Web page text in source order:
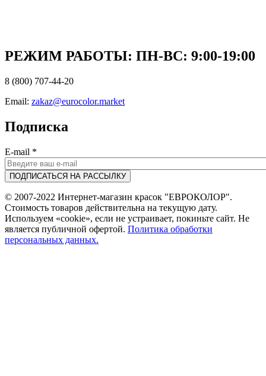
РЕЖИМ РАБОТЫ: ПН-ВC: 9:00-19:00
8 (800) 707-44-20
Email: zakaz@eurocolor.market
Подписка
E-mail *
© 2007-2022 Интернет-магазин красок "ЕВРОКОЛОР".
Стоимость товаров действительна на текущую дату.
Используем «cookie», если не устраивает, покиньте сайт. Не
является публичной офертой. Политика обработки
персональных данных.